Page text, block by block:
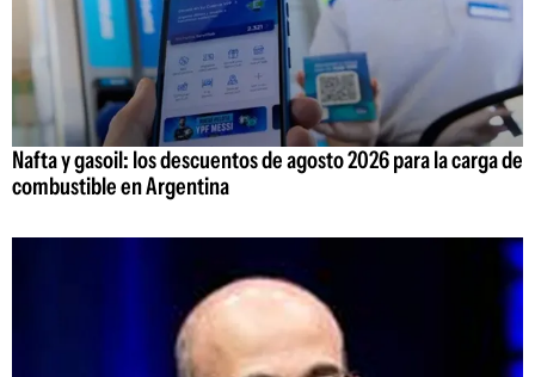
Nafta y gasoil: los descuentos de agosto 2026 para la carga de
combustible en Argentina